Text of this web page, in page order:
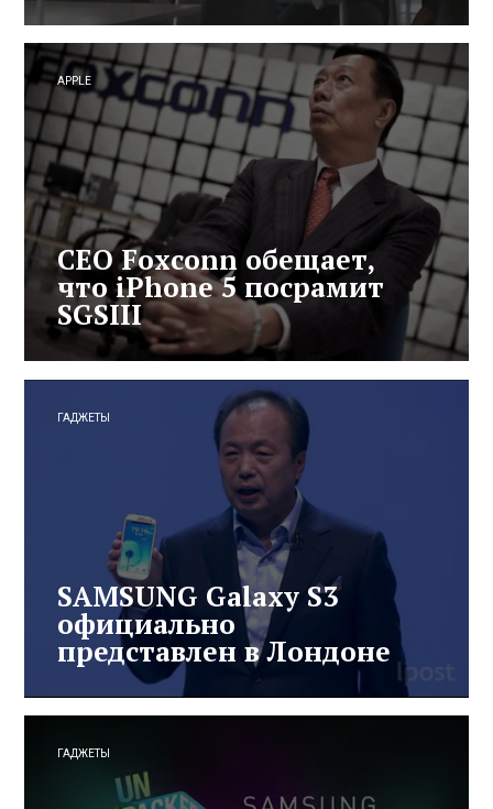
APPLE
CEO Foxconn обещает,
что iPhone 5 посрамит
SGSIII
ГАДЖЕТЫ
SAMSUNG Galaxy S3
официально
представлен в Лондоне
ГАДЖЕТЫ